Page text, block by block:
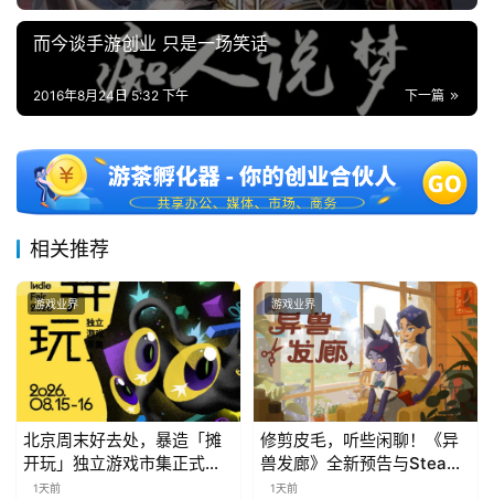
而今谈手游创业 只是一场笑话
下一篇
2016年8月24日 5:32 下午
相关推荐
游戏业界
北京周末好去处，暴造「摊
开玩」独立游戏市集正式开
票！
1天前
游戏业界
修剪皮毛，听些闲聊！《异
兽发廊》全新预告与Steam
免费试玩公开
1天前